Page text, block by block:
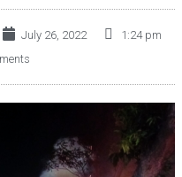
July 26, 2022
1:24 pm